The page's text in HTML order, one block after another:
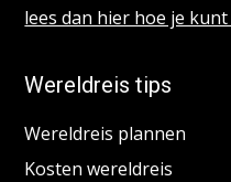
lees dan hier hoe je
Wereldreis tips
Wereldreis plannen
Kosten wereldreis